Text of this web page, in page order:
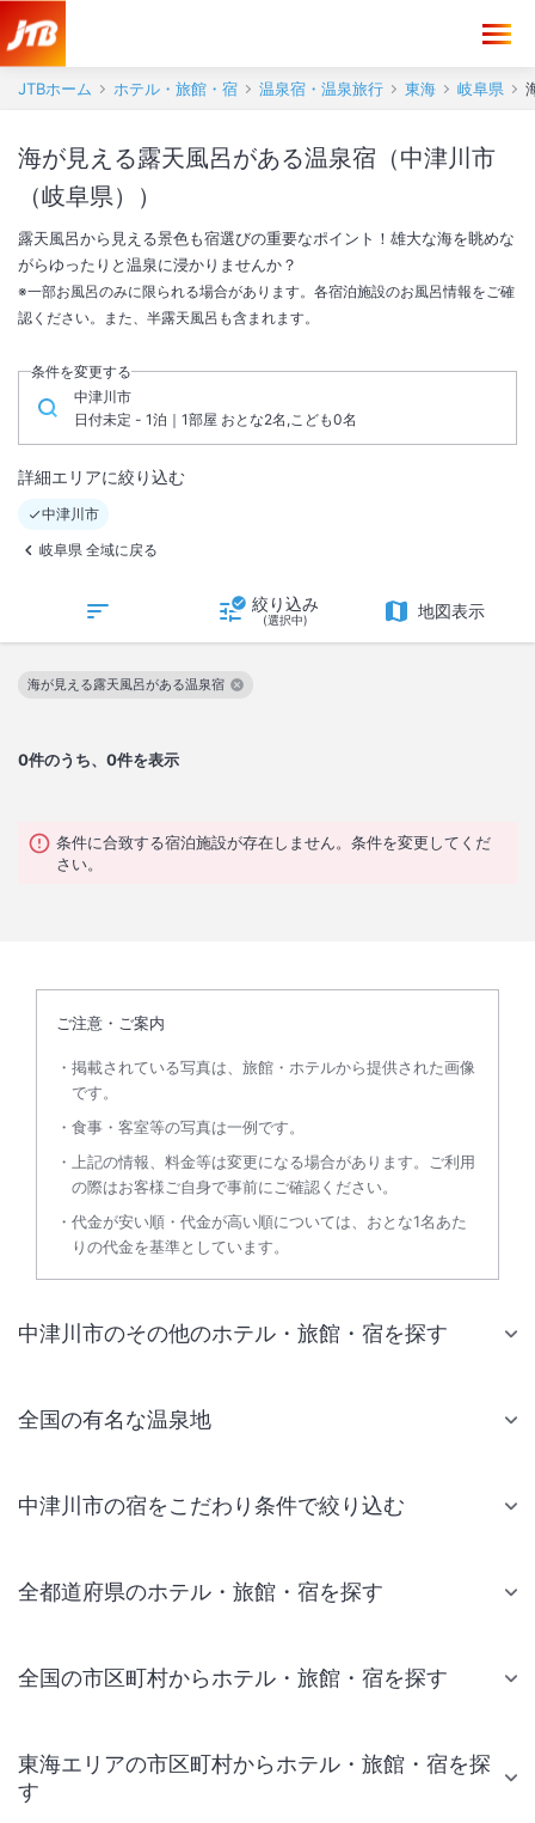
JTBホーム ホテル・旅館・宿 温泉宿・温泉旅行 東海 岐阜県
海が見える露天風呂がある温泉宿（中津川市
（岐阜県））
露天風呂から見える景色も宿選びの重要なポイント！雄大な海を眺めな
がらゆったりと温泉に浸かりませんか？
※一部お風呂のみに限られる場合があります。各宿泊施設のお風呂情報をご確
認ください。また、半露天風呂も含まれます。
条件を変更する
中津川市
日付未定 - 1泊｜1部屋 おとな2名,こども0名
詳細エリアに絞り込む
中津川市
岐阜県 全域に戻る
絞り込み
(選択中) 地図表示
0件のうち、0件を表示
海が見える露天風呂がある温泉宿
この絞り込み条件を解除
条件に合致する宿泊施設が存在しません。条件を変更してくだ
さい。
ご注意・ご案内
掲載されている写真は、旅館・ホテルから提供された画像
です。
食事・客室等の写真は一例です。
上記の情報、料金等は変更になる場合があります。ご利用
の際はお客様ご自身で事前にご確認ください。
代金が安い順・代金が高い順については、おとな1名あた
りの代金を基準としています。
中津川市のその他のホテル・旅館・宿を探す
全国の有名な温泉地
中津川市の宿をこだわり条件で絞り込む
全都道府県のホテル・旅館・宿を探す
全国の市区町村からホテル・旅館・宿を探す
東海エリアの市区町村からホテル・旅館・宿を探
す